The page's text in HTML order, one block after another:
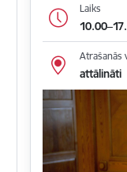
Laiks
Atrašanās
attālināti